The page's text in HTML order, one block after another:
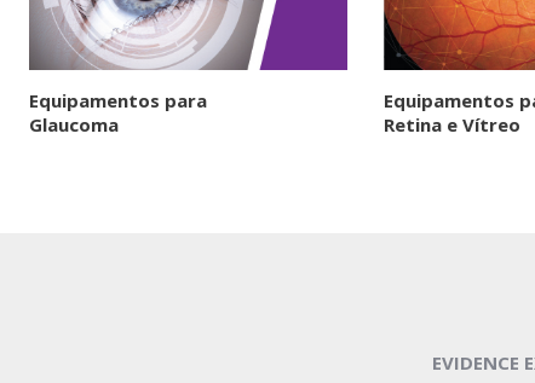
Equipamentos para
Glaucoma
Equipamentos
Retina e Vítreo
EVIDENCE